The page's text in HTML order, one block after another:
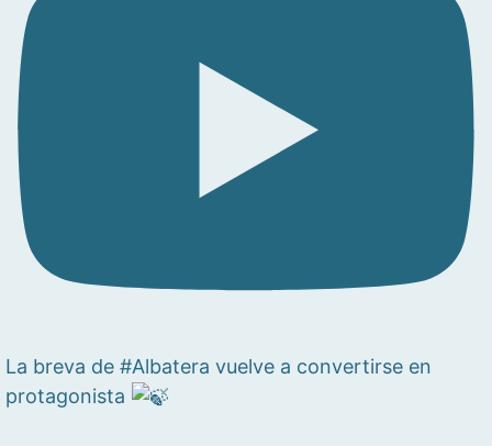
La breva de #Albatera vuelve a convertirse en
protagonista